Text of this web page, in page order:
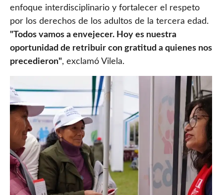
enfoque interdisciplinario y fortalecer el respeto
por los derechos de los adultos de la tercera edad.
"Todos vamos a envejecer. Hoy es nuestra
oportunidad de retribuir con gratitud a quienes nos
precedieron", exclamó Vilela.